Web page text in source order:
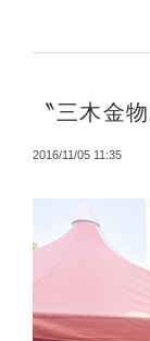
〝三木金
2016/11/05 11:35